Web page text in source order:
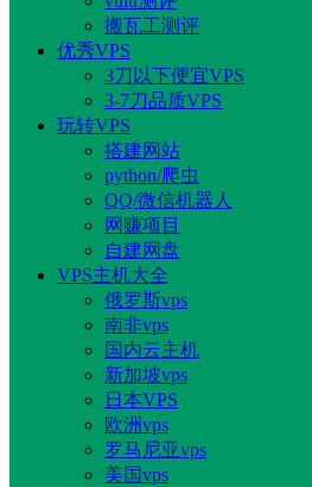
搬瓦工测评
优秀VPS
3刀以下便宜VPS
3-7刀品质VPS
玩转VPS
搭建网站
python/爬虫
QQ/微信机器人
网赚项目
自建网盘
VPS主机大全
俄罗斯vps
南非vps
国内云主机
新加坡vps
日本VPS
欧洲vps
罗马尼亚vps
美国vps